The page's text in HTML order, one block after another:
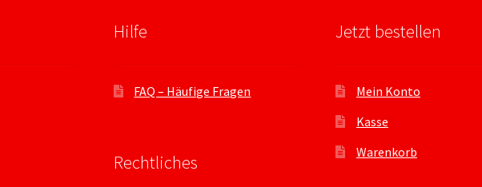
Hilfe
FAQ – Häufige Fragen
Rechtliches
Jetzt bestellen
Mein Konto
Kasse
Warenkorb